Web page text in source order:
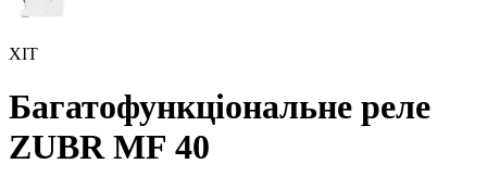
ХІТ
Багатофункціональне реле
ZUBR MF 40